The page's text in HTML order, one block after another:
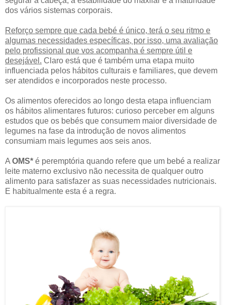
dos vários sistemas corporais.
Reforço sempre que cada bebé é único, terá o seu ritmo e
algumas necessidades específicas, por isso, uma avaliação
pelo profissional que vos acompanha é sempre útil e
desejável. Claro está que é também uma etapa muito
influenciada pelos hábitos culturais e familiares, que devem
ser atendidos e incorporados neste processo.
Os alimentos oferecidos ao longo desta etapa influenciam
os hábitos alimentares futuros: curioso perceber em alguns
estudos que os bebés que consumem maior diversidade de
legumes na fase da introdução de novos alimentos
consumiam mais legumes aos seis anos.
A OMS* é peremptória quando refere que um bebé a realizar
leite materno exclusivo não necessita de qualquer outro
alimento para satisfazer as suas necessidades nutricionais.
E habitualmente esta é a regra.